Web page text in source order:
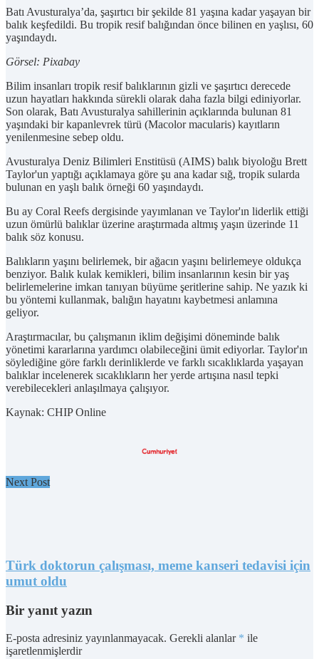
Batı Avusturalya’da, şaşırtıcı bir şekilde 81 yaşına kadar yaşayan bir
balık keşfedildi. Bu tropik resif balığından önce bilinen en yaşlısı, 60
yaşındaydı.
Görsel: Pixabay
Bilim insanları tropik resif balıklarının gizli ve şaşırtıcı derecede
uzun hayatları hakkında sürekli olarak daha fazla bilgi ediniyorlar.
Son olarak, Batı Avusturalya sahillerinin açıklarında bulunan 81
yaşındaki bir kapanlevrek türü (Macolor macularis) kayıtların
yenilenmesine sebep oldu.
Avusturalya Deniz Bilimleri Enstitüsü (AIMS) balık biyoloğu Brett
Taylor'un yaptığı açıklamaya göre şu ana kadar sığ, tropik sularda
bulunan en yaşlı balık örneği 60 yaşındaydı.
Bu ay Coral Reefs dergisinde yayımlanan ve Taylor'ın liderlik ettiği
uzun ömürlü balıklar üzerine araştırmada altmış yaşın üzerinde 11
balık söz konusu.
Balıkların yaşını belirlemek, bir ağacın yaşını belirlemeye oldukça
benziyor. Balık kulak kemikleri, bilim insanlarının kesin bir yaş
belirlemelerine imkan tanıyan büyüme şeritlerine sahip. Ne yazık ki
bu yöntemi kullanmak, balığın hayatını kaybetmesi anlamına
geliyor.
Araştırmacılar, bu çalışmanın iklim değişimi döneminde balık
yönetimi kararlarına yardımcı olabileceğini ümit ediyorlar. Taylor'ın
söylediğine göre farklı derinliklerde ve farklı sıcaklıklarda yaşayan
balıklar incelenerek sıcaklıkların her yerde artışına nasıl tepki
verebilecekleri anlaşılmaya çalışıyor.
Kaynak: CHIP Online
Next Post
Türk doktorun çalışması, meme kanseri tedavisi için
umut oldu
Bir yanıt yazın
E-posta adresiniz yayınlanmayacak. Gerekli alanlar * ile
işaretlenmişlerdir